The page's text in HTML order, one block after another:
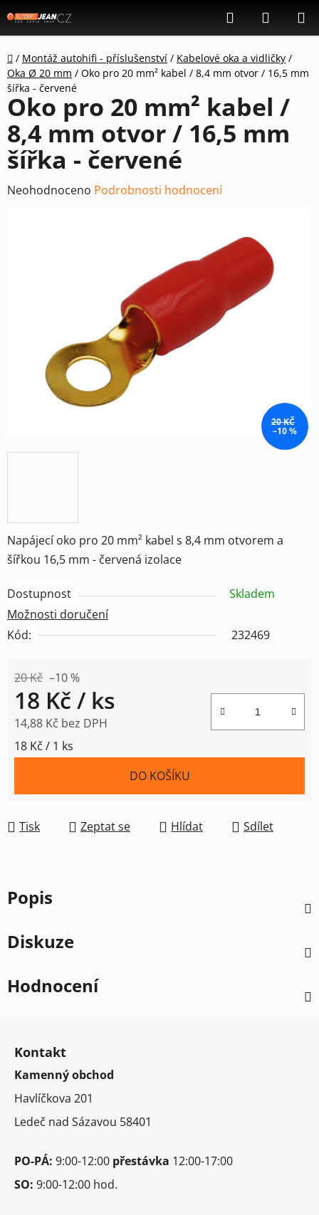
na
obsah
Hledat
KOŠÍK
Domů
/ Montáž autohifi - příslušenství / Kabelové oka a vidličky /
Oka Ø 20 mm / Oko pro 20 mm² kabel / 8,4 mm otvor / 16,5 mm
šířka - červené
Napájecí oko pro 20 mm² kabel s 8,4 mm otvorem a
šířkou 16,5 mm - červená izolace
Dostupnost
Skladem
Možnosti doručení
Kód:
232469
20 Kč –10 %
18 Kč / ks
14,88 Kč bez DPH
Měrná cena:
18 Kč / 1 ks
DO KOŠÍKU
Tisk Zeptat se Hlídat Sdílet
Oko pro 20 mm² kabel /
8,4 mm otvor / 16,5 mm
šířka - červené
Průměrné
Neohodnoceno Podrobnosti hodnocení
20 KČ
–10 %
Popis
Diskuze
Hodnocení
Kontakt
Kamenný obchod
Havlíčkova 201
Ledeč nad Sázavou 58401
PO-PÁ: 9:00-12:00 přestávka 12:00-17:00
SO: 9:00-12:00 hod.